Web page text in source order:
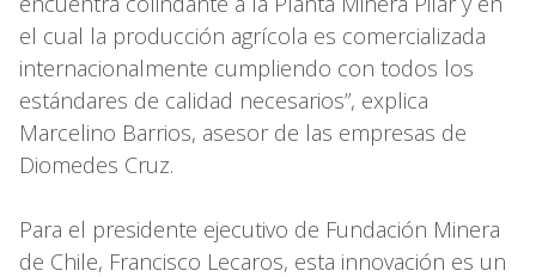
el cual la producción agrícola es comercializada
internacionalmente cumpliendo con todos los
estándares de calidad necesarios”, explica
Marcelino Barrios, asesor de las empresas de
Diomedes Cruz.
Para el presidente ejecutivo de Fundación Minera
de Chile, Francisco Lecaros, esta innovación es un